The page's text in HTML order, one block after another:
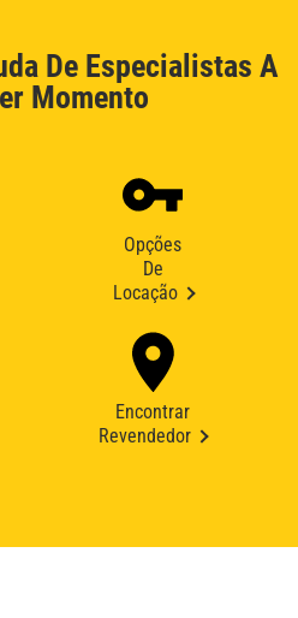
De Especialistas A
Momento
Opções
De
Locação
Encontrar
Revendedor